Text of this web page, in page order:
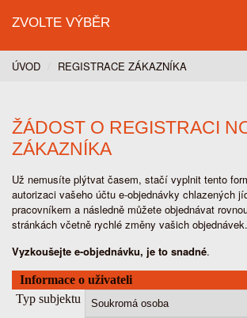
ZVOLTE VÝBĚR
ÚVOD REGISTRACE ZÁKAZNÍKA
ŽÁDOST O REGISTRACI
ZÁKAZNÍKA
Už nemusíte plýtvat časem, stačí vyplnit tento
autorizaci vašeho účtu e-objednávky chlazených
pracovníkem a následně můžete objednávat
stránkách včetně rychlé změny vašich objednávek.
Vyzkoušejte e-objednávku, je to snadné.
Informace o uživateli
Typ subjektu